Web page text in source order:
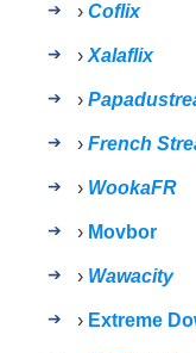
› Coflix
› Xalaflix
›
› French
› WookaFR
› Movbor
› Wawacity
› Extreme